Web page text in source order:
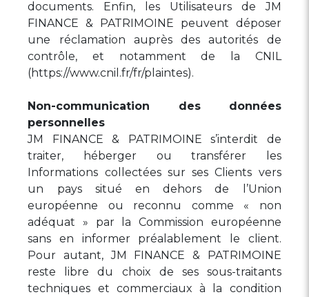
documents. Enfin, les Utilisateurs de JM
FINANCE & PATRIMOINE peuvent déposer
une réclamation auprès des autorités de
contrôle, et notamment de la CNIL
(https://www.cnil.fr/fr/plaintes).
Non-communication des données
personnelles
JM FINANCE & PATRIMOINE s’interdit de
traiter, héberger ou transférer les
Informations collectées sur ses Clients vers
un pays situé en dehors de l’Union
européenne ou reconnu comme « non
adéquat » par la Commission européenne
sans en informer préalablement le client.
Pour autant, JM FINANCE & PATRIMOINE
reste libre du choix de ses sous-traitants
techniques et commerciaux à la condition